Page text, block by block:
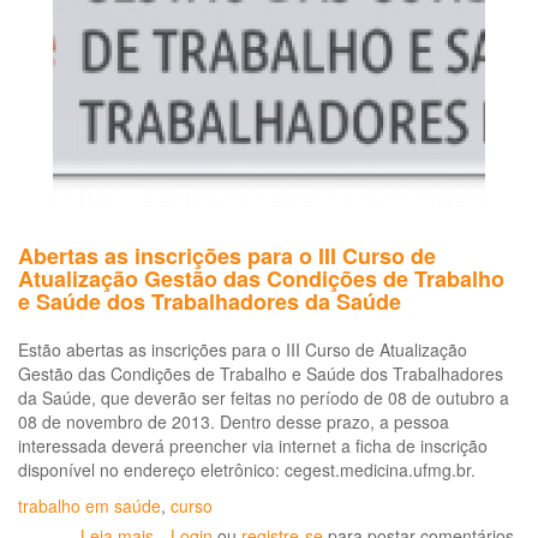
Câncer
Relacionado
Trabalho
e
Ambiente
Abertas as inscrições para o III Curso de
Atualização Gestão das Condições de Trabalho
e Saúde dos Trabalhadores da Saúde
Estão abertas as inscrições para o III Curso de Atualização
Gestão das Condições de Trabalho e Saúde dos Trabalhadores
da Saúde, que deverão ser feitas no período de 08 de outubro a
08 de novembro de 2013. Dentro desse prazo, a pessoa
interessada deverá preencher via internet a ficha de inscrição
disponível no endereço eletrônico: cegest.medicina.ufmg.br.
trabalho em saúde, curso